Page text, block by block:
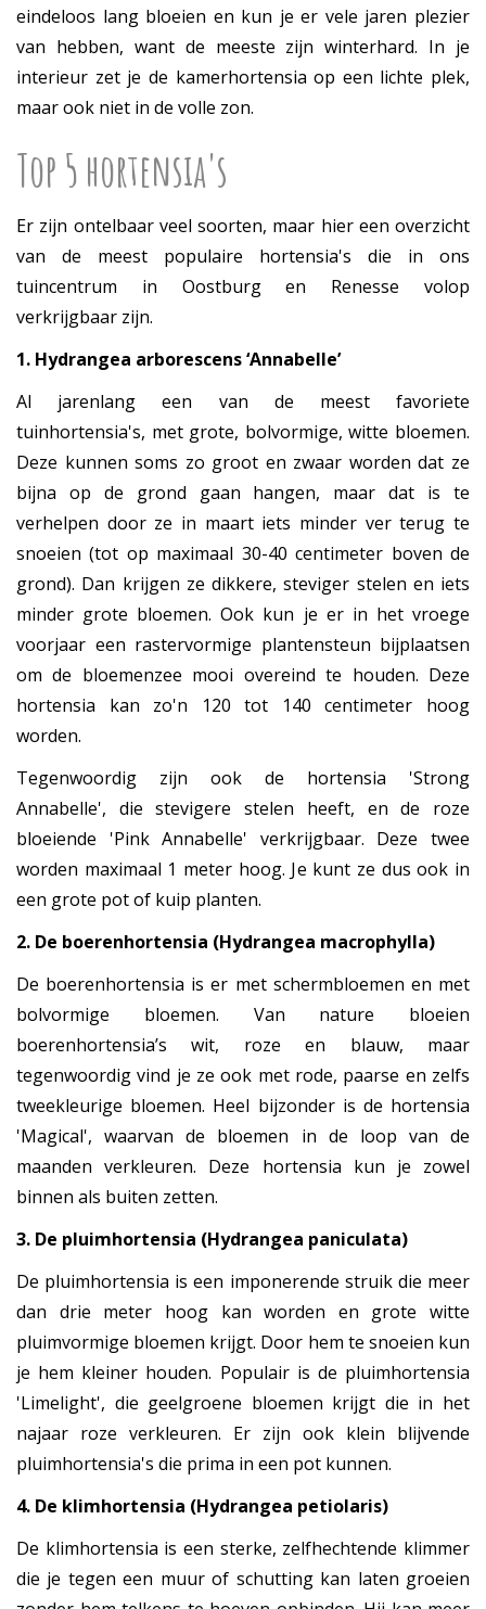
eindeloos lang bloeien en kun je er vele jaren plezier
van hebben, want de meeste zijn winterhard. In je
interieur zet je de kamerhortensia op een lichte plek,
maar ook niet in de volle zon.
Top 5 hortensia's
Er zijn ontelbaar veel soorten, maar hier een overzicht
van de meest populaire hortensia's die in ons
tuincentrum in Oostburg en Renesse volop
verkrijgbaar zijn.
1. Hydrangea arborescens ‘Annabelle’
Al jarenlang een van de meest favoriete
tuinhortensia's, met grote, bolvormige, witte bloemen.
Deze kunnen soms zo groot en zwaar worden dat ze
bijna op de grond gaan hangen, maar dat is te
verhelpen door ze in maart iets minder ver terug te
snoeien (tot op maximaal 30-40 centimeter boven de
grond). Dan krijgen ze dikkere, steviger stelen en iets
minder grote bloemen. Ook kun je er in het vroege
voorjaar een rastervormige plantensteun bijplaatsen
om de bloemenzee mooi overeind te houden. Deze
hortensia kan zo'n 120 tot 140 centimeter hoog
worden.
Tegenwoordig zijn ook de hortensia 'Strong
Annabelle', die stevigere stelen heeft, en de roze
bloeiende 'Pink Annabelle' verkrijgbaar. Deze twee
worden maximaal 1 meter hoog. Je kunt ze dus ook in
een grote pot of kuip planten.
2. De boerenhortensia (Hydrangea macrophylla)
De boerenhortensia is er met schermbloemen en met
bolvormige bloemen. Van nature bloeien
boerenhortensia’s wit, roze en blauw, maar
tegenwoordig vind je ze ook met rode, paarse en zelfs
tweekleurige bloemen. Heel bijzonder is de hortensia
'Magical', waarvan de bloemen in de loop van de
maanden verkleuren. Deze hortensia kun je zowel
binnen als buiten zetten.
3. De pluimhortensia (Hydrangea paniculata)
De pluimhortensia is een imponerende struik die meer
dan drie meter hoog kan worden en grote witte
pluimvormige bloemen krijgt. Door hem te snoeien kun
je hem kleiner houden. Populair is de pluimhortensia
'Limelight', die geelgroene bloemen krijgt die in het
najaar roze verkleuren. Er zijn ook klein blijvende
pluimhortensia's die prima in een pot kunnen.
4. De klimhortensia (Hydrangea petiolaris)
De klimhortensia is een sterke, zelfhechtende klimmer
die je tegen een muur of schutting kan laten groeien